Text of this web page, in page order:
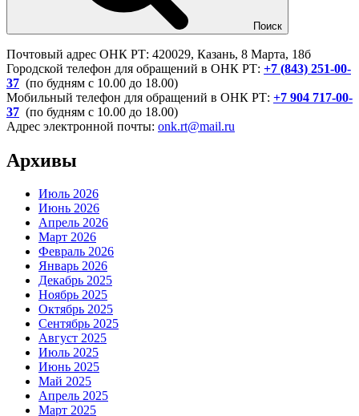
Поиск
Почтовый адрес ОНК РТ: 420029, Казань, 8 Марта, 18б
Городской телефон для обращений в ОНК РТ: +7 (843) 251-00-
37 (по будням с 10.00 до 18.00)
Мобильный телефон для обращений в ОНК РТ: +7 904 717-00-
37 (по будням с 10.00 до 18.00)
Адрес электронной почты: onk.rt@mail.ru
Архивы
Июль 2026
Июнь 2026
Апрель 2026
Март 2026
Февраль 2026
Январь 2026
Декабрь 2025
Ноябрь 2025
Октябрь 2025
Сентябрь 2025
Август 2025
Июль 2025
Июнь 2025
Май 2025
Апрель 2025
Март 2025